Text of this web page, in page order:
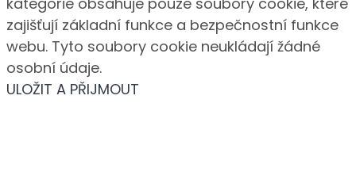
zajišťují základní funkce a bezpečnostní funkce
webu. Tyto soubory cookie neukládají žádné
osobní údaje.
ULOŽIT A PŘIJMOUT